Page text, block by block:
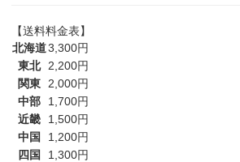
【送料料金表】
北海道3,300円
東北
2,200円
関東
2,000円
中部
1,700円
近畿
1,500円
中国
1,200円
四国
1,300円